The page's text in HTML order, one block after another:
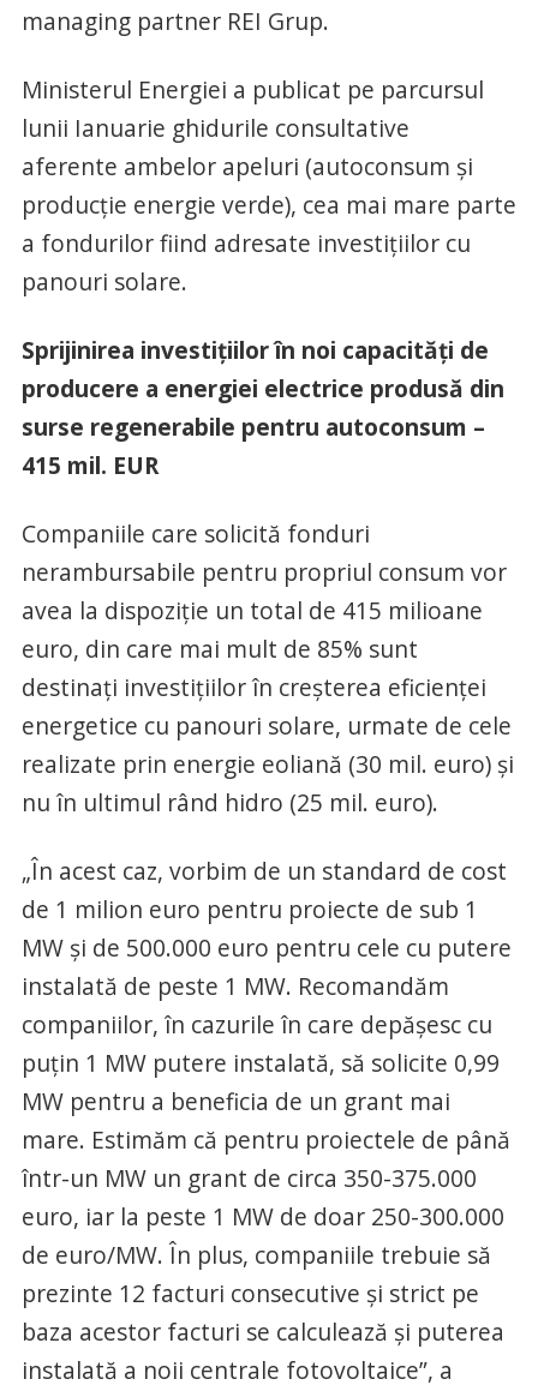
managing partner REI Grup.
Ministerul Energiei a publicat pe parcursul
lunii Ianuarie ghidurile consultative
aferente ambelor apeluri (autoconsum și
producție energie verde), cea mai mare parte
a fondurilor fiind adresate investițiilor cu
panouri solare.
Sprijinirea investițiilor în noi capacități de
producere a energiei electrice produsă din
surse regenerabile pentru autoconsum –
415 mil. EUR
Companiile care solicită fonduri
nerambursabile pentru propriul consum vor
avea la dispoziție un total de 415 milioane
euro, din care mai mult de 85% sunt
destinați investițiilor în creșterea eficienței
energetice cu panouri solare, urmate de cele
realizate prin energie eoliană (30 mil. euro) și
nu în ultimul rând hidro (25 mil. euro).
„În acest caz, vorbim de un standard de cost
de 1 milion euro pentru proiecte de sub 1
MW și de 500.000 euro pentru cele cu putere
instalată de peste 1 MW. Recomandăm
companiilor, în cazurile în care depășesc cu
puțin 1 MW putere instalată, să solicite 0,99
MW pentru a beneficia de un grant mai
mare. Estimăm că pentru proiectele de până
într-un MW un grant de circa 350-375.000
euro, iar la peste 1 MW de doar 250-300.000
de euro/MW. În plus, companiile trebuie să
prezinte 12 facturi consecutive și strict pe
baza acestor facturi se calculează și puterea
instalată a noii centrale fotovoltaice”, a